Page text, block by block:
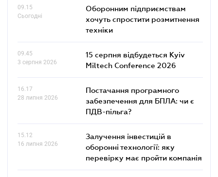
09.15
Сьогодні
Оборонним підприємствам
хочуть спростити розмитнення
техніки
09.45
3 серпня 2026
15 серпня відбудеться Kyiv
Miltech Conference 2026
16.17
28 липня 2026
Постачання програмного
забезпечення для БПЛА: чи є
ПДВ-пільга?
15.12
16 липня 2026
Залучення інвестицій в
оборонні технології: яку
перевірку має пройти компанія